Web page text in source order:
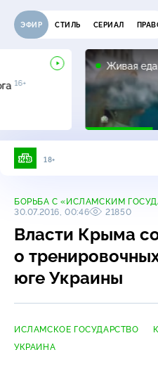
ЭФИР СТИЛЬ СЕРИАЛ
16+
Живая еда
18+
БОРЬБА С «ИСЛАМСКИМ
30.07.2016, 00:46
21850
Власти Крыма
о
юге Украины
ИСЛАМСКОЕ ГОСУДАРСТВО
УКРАИНА